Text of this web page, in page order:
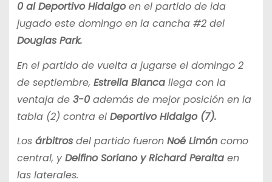
0 al Deportivo Hidalgoen el partido de ida
jugado este domingo en la cancha #2 del
Douglas Park.
En el partido de vuelta a jugarse el domingo 2
de septiembre, Estrella Blancallega con la
ventaja de3-0además de mejor posición en la
tabla (2) contra el Deportivo Hidalgo (7).
Los árbitrosdel partido fueron Noé Limóncomo
central, yDelfino Soriano y Richard Peraltaen
las laterales.